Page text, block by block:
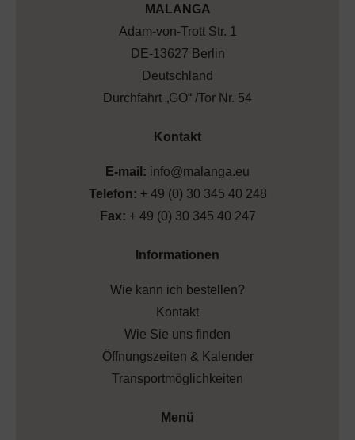
MALANGA
Adam-von-Trott Str. 1
DE-13627 Berlin
Deutschland
Durchfahrt „GO“ /Tor Nr. 54
Kontakt
E-mail: info@malanga.eu
Telefon: + 49 (0) 30 345 40 248
Fax: + 49 (0) 30 345 40 247
Informationen
Wie kann ich bestellen?
Kontakt
Wie Sie uns finden
Öffnungszeiten & Kalender
Transportmöglichkeiten
Menü